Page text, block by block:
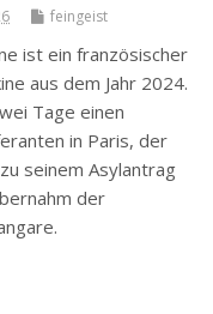
feingeist
ist ein französischer
aus dem Jahr 2024.
Tage einen
in Paris, der
seinem Asylantrag
der